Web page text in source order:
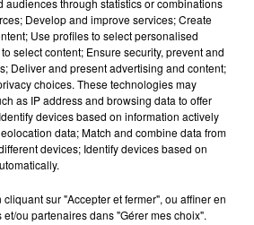
October 16, 2019
août 2026
tant attendue
Develop and improve services; Create
Use profiles to select personalised
select content; Ensure security, prevent and
Deliver and present advertising and content;
choices. These technologies may
as IP address and browsing data to offer
devices based on information actively
data; Match and combine data from
devices; Identify devices based on
sur "Accepter et fermer", ou affiner en
ou partenaires dans "Gérer mes choix".